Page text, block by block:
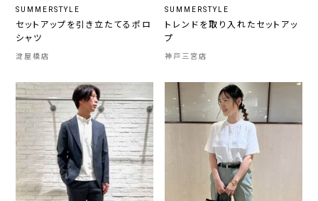
SUMMERSTYLE
セットアップを引き立たてるポロ
シャツ
淀屋橋店
SUMMERSTYLE
トレンドを取り入れたセットアッ
プ
神戸三宮店